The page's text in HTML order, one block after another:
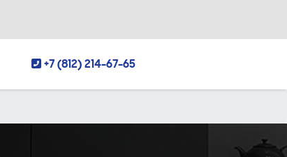
+7 (812) 214-67-65